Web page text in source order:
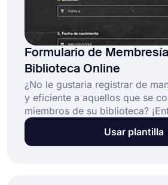
Formulario de
Biblioteca Online
¿No le gustaria registrar de
y eficiente a aquellos que se
miembros de su biblioteca?
la herramienta de creacion de
gratuita forms.app! Puede
Usar plantilla